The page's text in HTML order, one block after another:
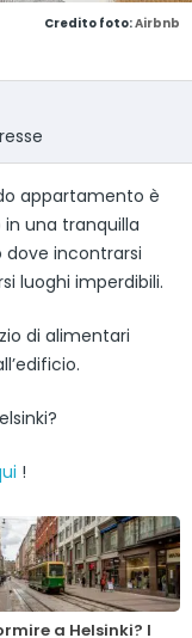
Credito foto:Airbnb
appartamento è
una tranquilla
incontrarsi
luoghi imperdibili.
di alimentari
!
a Helsinki? I